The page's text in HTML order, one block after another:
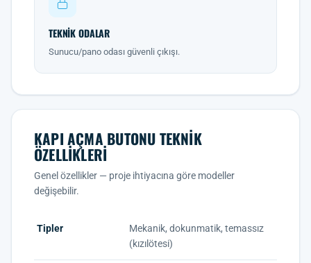
TEKNIK ODALAR
Sunucu/pano odası güvenli çıkışı.
KAPI AÇMA BUTONU TEKNIK
ÖZELLIKLERI
Genel özellikler — proje ihtiyacına göre modeller
değişebilir.
Tipler
Mekanik, dokunmatik, temassız
(kızılötesi)